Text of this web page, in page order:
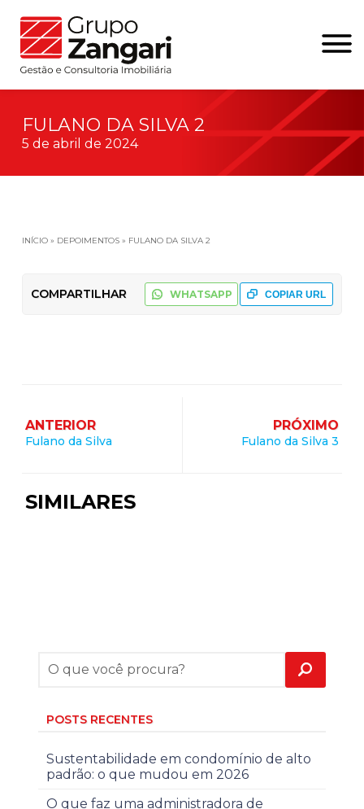
FULANO DA SILVA 2
5 de abril de 2024
INÍCIO» DEPOIMENTOS» FULANO DA SILVA 2
COMPARTILHAR COPIAR URL
WHATSAPP
ANTERIOR
Fulano da Silva
PRÓXIMO
Fulano da Silva 3
SIMILARES
POSTS RECENTES
Sustentabilidade em condomínio de alto
padrão: o que mudou em 2026
O que faz uma administradora de